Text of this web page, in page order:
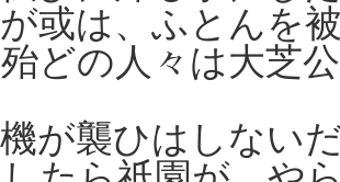
或は、ふとんを
どの人々は大芝
が襲ひはしない